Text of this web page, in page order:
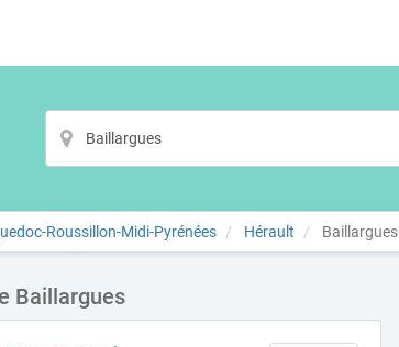
Roussillon-Midi-Pyrénées Hérault Baillargues
Baillargues